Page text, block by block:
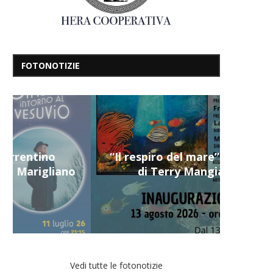
FOTONOTIZIE
“Il respiro del mare”, personale
di Terry Mangiatordi
Vedi tutte le fotonotizie